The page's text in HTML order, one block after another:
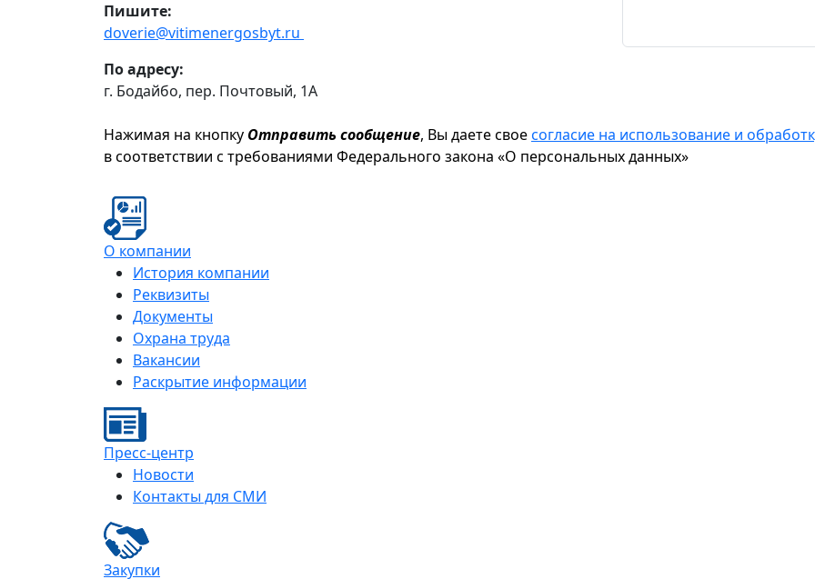
Пишите:
doverie@vitimenergosbyt.ru
По адресу:
г. Бодайбо, пер. Почтовый, 1А
Нажимая на кнопку Отправить сообщение, Вы даете своесогласие на использование и
в соответствии с требованиями Федерального закона «О персональных данных»
О компании
История компании
Реквизиты
Документы
Охрана труда
Вакансии
Раскрытие информации
Пресс-центр
Новости
Контакты для СМИ
Закупки